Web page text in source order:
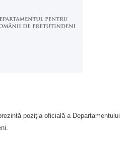
poziția oficială a Departamentului